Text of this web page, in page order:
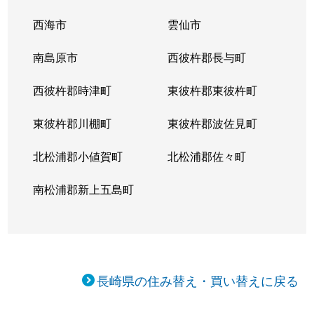
西海市 雲仙市
南島原市 西彼杵郡長与町
西彼杵郡時津町 東彼杵郡東彼杵町
東彼杵郡川棚町 東彼杵郡波佐見町
北松浦郡小値賀町 北松浦郡佐々町
南松浦郡新上五島町
長崎県の住み替え・買い替えに戻る